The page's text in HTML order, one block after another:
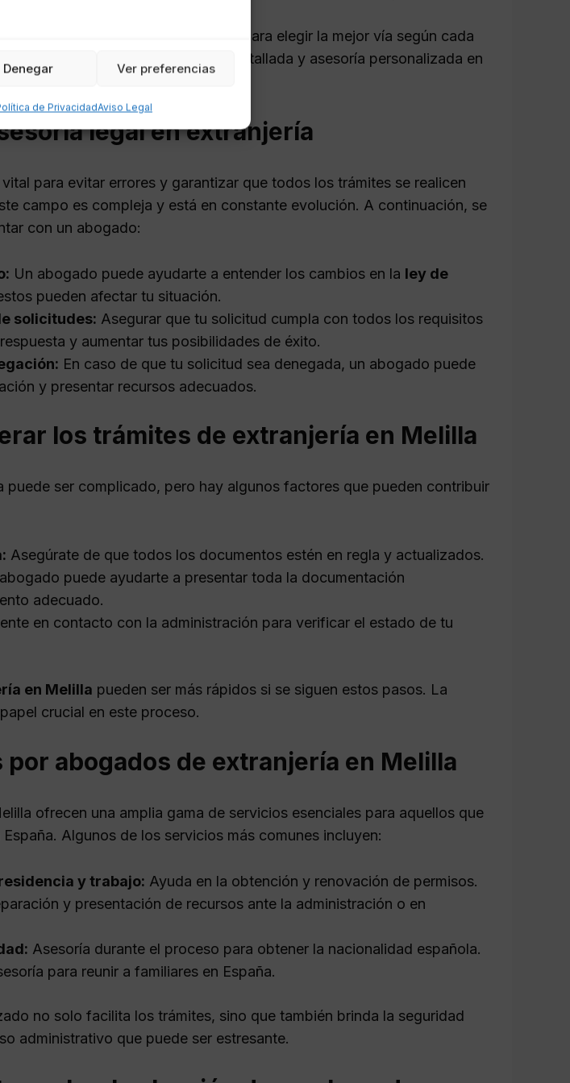
Denegar Ver preferencias
de PrivacidadAviso Legal
es crucial para elegir la mejor vía según cada
puede ofrecer información detallada y asesoría personalizada en
legal en extranjería
para evitar errores y garantizar que todos los trámites se realicen
campo es compleja y está en constante evolución. A continuación, se
con un abogado:
Un abogado puede ayudarte a entender los cambios en la ley de
pueden afectar tu situación.
solicitudes: Asegurar que tu solicitud cumpla con todos los requisitos
y aumentar tus posibilidades de éxito.
En caso de que tu solicitud sea denegada, un abogado puede
y presentar recursos adecuados.
los trámites de extranjería en Melilla
puede ser complicado, pero hay algunos factores que pueden contribuir
Asegúrate de que todos los documentos estén en regla y actualizados.
puede ayudarte a presentar toda la documentación
adecuado.
en contacto con la administración para verificar el estado de tu
en Melilla pueden ser más rápidos si se siguen estos pasos. La
crucial en este proceso.
abogados de extranjería en Melilla
ofrecen una amplia gama de servicios esenciales para aquellos que
Algunos de los servicios más comunes incluyen:
y trabajo: Ayuda en la obtención y renovación de permisos.
y presentación de recursos ante la administración o en
Asesoría durante el proceso para obtener la nacionalidad española.
para reunir a familiares en España.
no solo facilita los trámites, sino que también brinda la seguridad
administrativo que puede ser estresante.